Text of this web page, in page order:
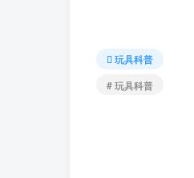
玩具科普
# 玩具科普